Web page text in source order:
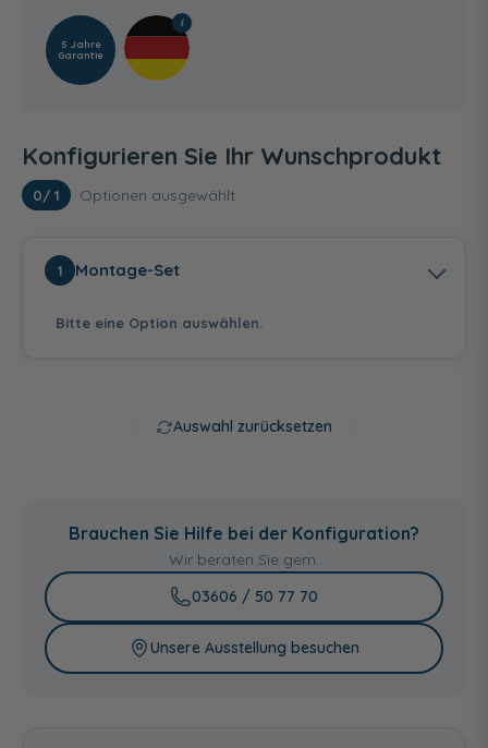
5 Jahre
Garantie
Konfigurieren Sie Ihr Wunschprodukt
0/ 1 Optionen ausgewählt
1 Montage-Set
Bitte eine Option auswählen.
Füßen und
Randverstärkung
261,00 €
Füßen,
Auswahl zurücksetzen
Brauchen Sie Hilfe bei der Konfiguration?
Wir beraten Sie gern.
03606 / 50 77 70
Unsere Ausstellung besuchen